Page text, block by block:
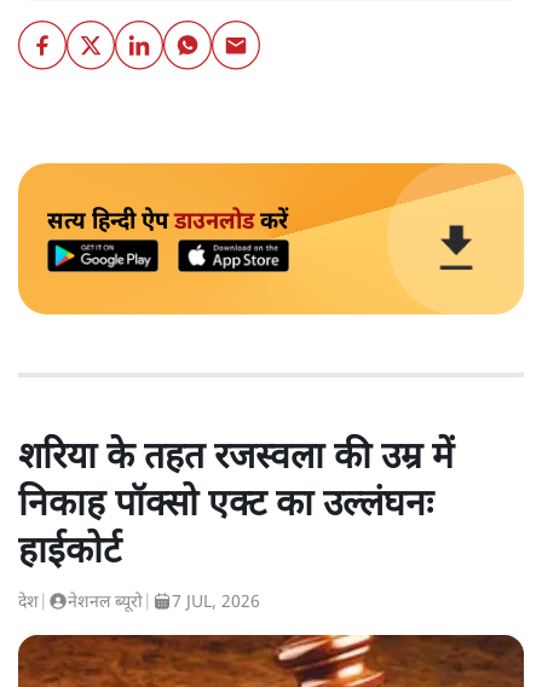
सत्य हिन्दी ऐपडाउनलोडकरें
शरिया के तहत रजस्वला की उम्र में
निकाह पॉक्सो एक्ट का उल्लंघनः
हाईकोर्ट
देश नेशनल ब्यूरो 7 JUL, 2026